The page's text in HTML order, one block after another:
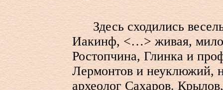
Здесь сходились
Иакинф, <…> живая,
Ростопчина, Глинка и
Лермонтов и неуклюжий,
археолог Сахаров.